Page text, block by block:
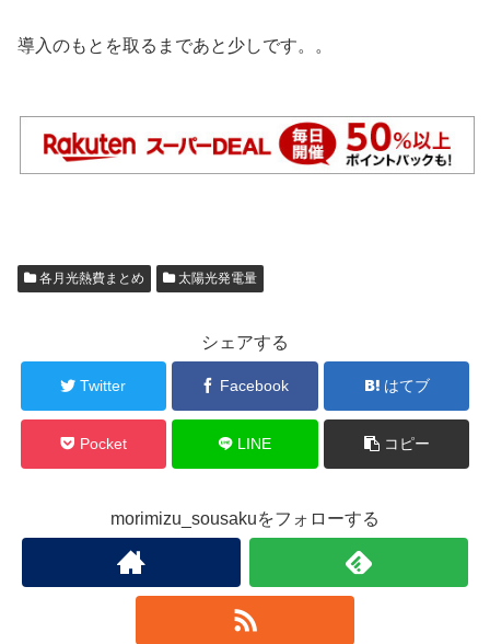
導入のもとを取るまであと少しです。。
各月光熱費まとめ 太陽光発電量
シェアする
Twitter Facebook はてブ
Pocket LINE コピー
morimizu_sousakuをフォローする